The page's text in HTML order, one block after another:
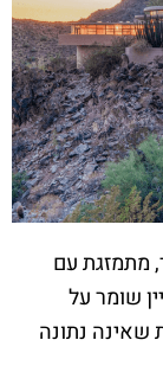
מתמזגת עם
זה, שנבנה בשנת 1959, עדיין שומר על
שאינה נתונה